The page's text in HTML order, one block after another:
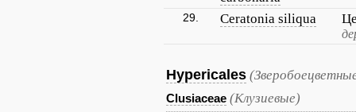
29. Ceratonia siliqua
Hypericales
Clusiaceae (Клузиевые)